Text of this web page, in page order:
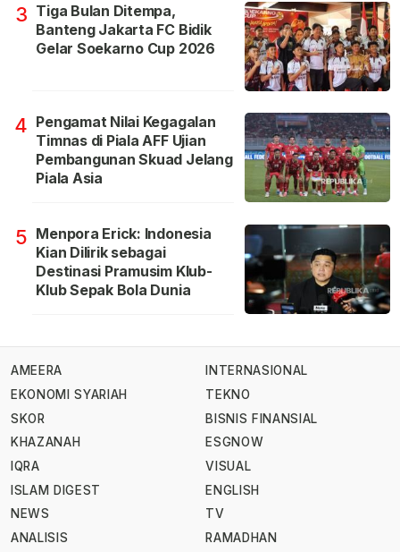
3 Tiga Bulan Ditempa,
Banteng Jakarta FC Bidik
Gelar Soekarno Cup 2026
4 Pengamat Nilai Kegagalan
Timnas di Piala AFF Ujian
Pembangunan Skuad Jelang
Piala Asia
5 Menpora Erick: Indonesia
Kian Dilirik sebagai
Destinasi Pramusim Klub-
Klub Sepak Bola Dunia
AMEERA
EKONOMI SYARIAH
SKOR
KHAZANAH
IQRA
ISLAM DIGEST
NEWS
ANALISIS
INTERNASIONAL
TEKNO
BISNIS FINANSIAL
ESGNOW
VISUAL
ENGLISH
TV
RAMADHAN